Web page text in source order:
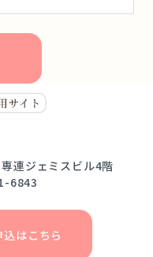
連ジェミスビル4階
6843
はこちら